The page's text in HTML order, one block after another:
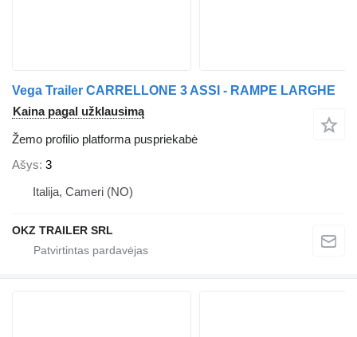
Vega Trailer CARRELLONE 3 ASSI - RAMPE LARGHE
Kaina pagal užklausimą
Žemo profilio platforma puspriekabė
Ašys 3
Italija, Cameri (NO)
OKZ TRAILER SRL